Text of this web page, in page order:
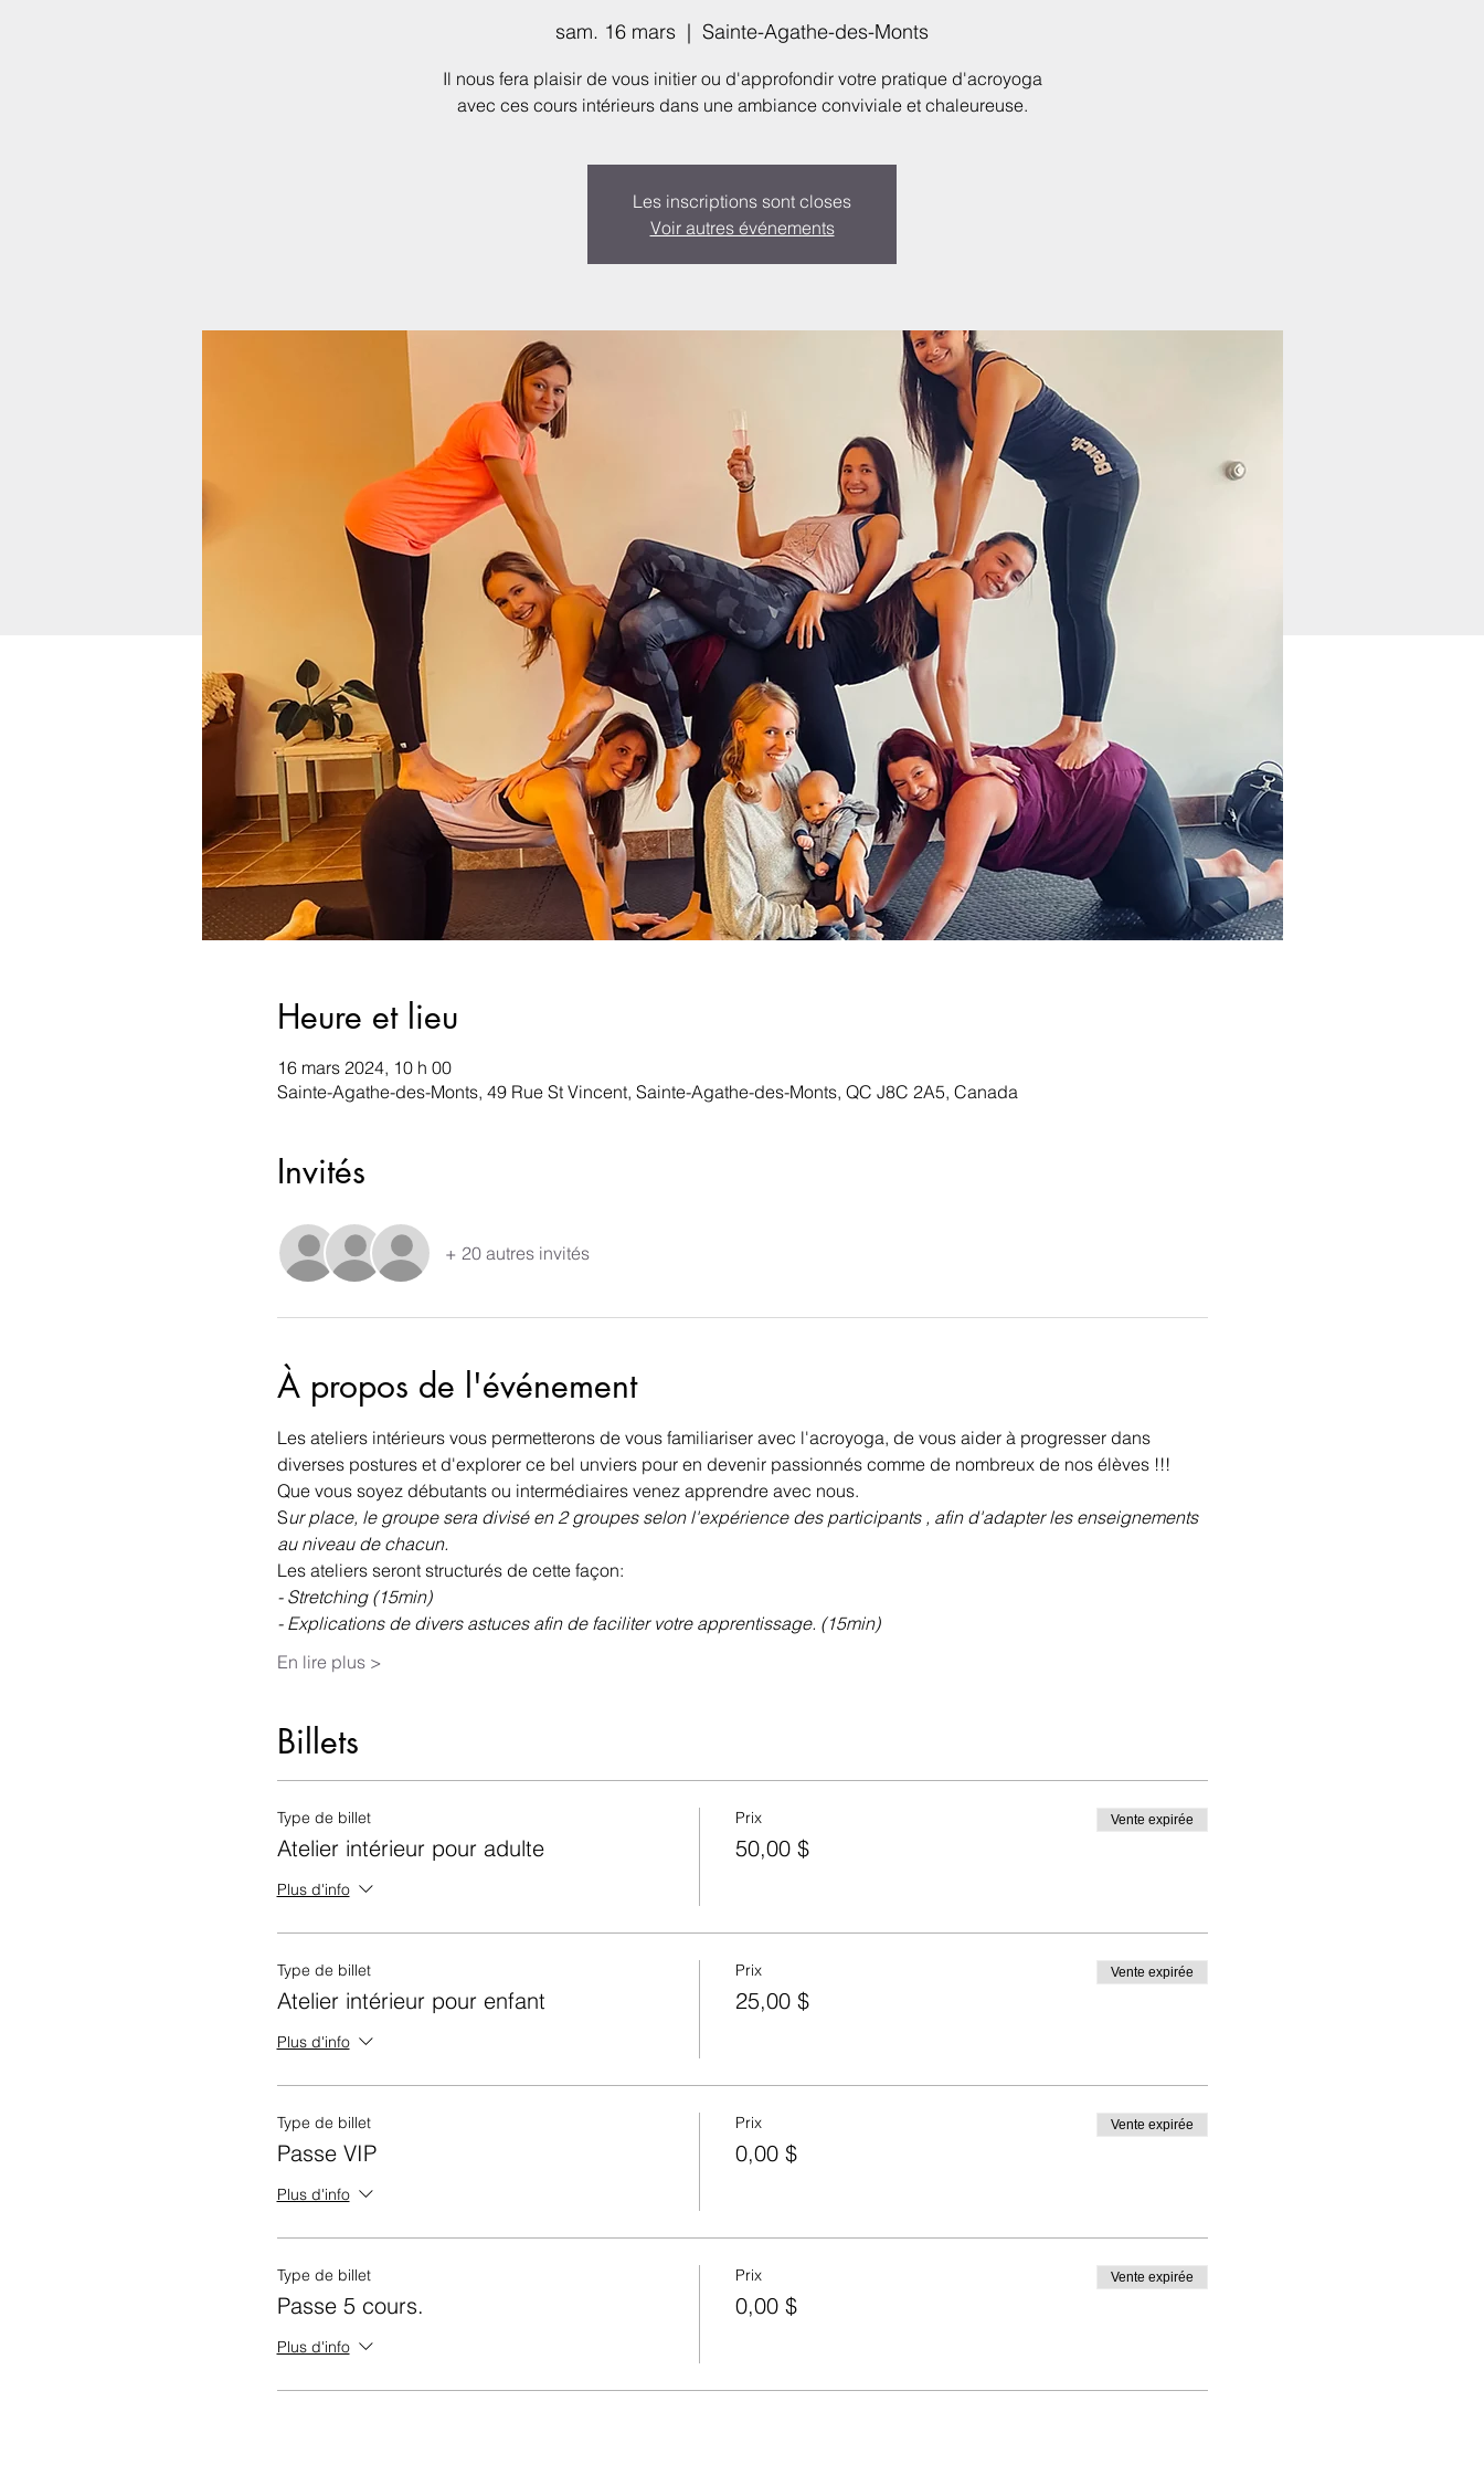
sam. 16 mars
  |
Sainte-Agathe-des-Monts
Il nous fera plaisir de vous initier ou d'approfondir votre pratique d'acroyoga
avec ces cours intérieurs dans une ambiance conviviale et chaleureuse.
Les inscriptions sont closes
Voir autres événements
Heure et lieu
16 mars 2024, 10 h 00
Sainte-Agathe-des-Monts, 49 Rue St Vincent, Sainte-Agathe-des-Monts, QC J8C 2A5, Canada
Invités
+ 20 autres invités
À propos de l'événement
Les ateliers intérieurs vous permetterons de vous familiariser avec l'acroyoga, de vous aider à progresser dans
diverses postures et d'explorer ce bel unviers pour en devenir passionnés comme de nombreux de nos élèves !!!
Que vous soyez débutants ou intermédiaires venez apprendre avec nous.
Sur place, le groupe sera divisé en 2 groupes selon l'expérience des participants , afin d'adapter les enseignements
au niveau de chacun.
Les ateliers seront structurés de cette façon:
- Stretching (15min)
- Explications de divers astuces afin de faciliter votre apprentissage. (15min)
En lire plus >
Billets
Type de billet
Atelier intérieur pour adulte
Plus d'info
Prix
50,00 $
Vente expirée
Type de billet
Atelier intérieur pour enfant
Plus d'info
Prix
25,00 $
Vente expirée
Type de billet
Passe VIP
Plus d'info
Prix
0,00 $
Vente expirée
Type de billet
Passe 5 cours.
Plus d'info
Prix
0,00 $
Vente expirée